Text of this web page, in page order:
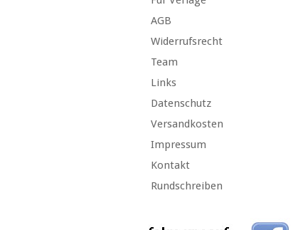
AGB
Widerrufsrecht
Team
Links
Datenschutz
Versandkosten
Impressum
Kontakt
Rundschreiben